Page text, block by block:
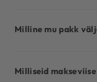
Milline mu pakk
Milliseid